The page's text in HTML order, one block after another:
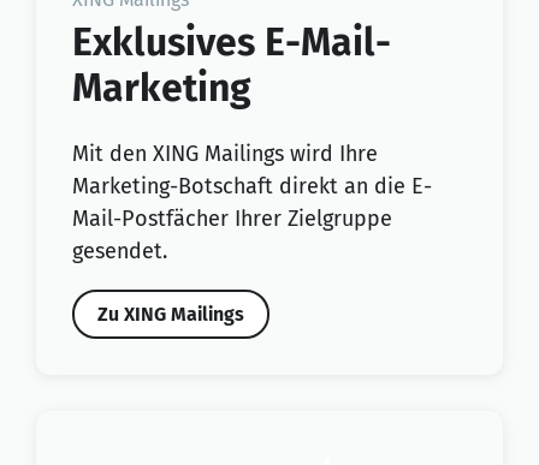
Exklusives E-Mail-
Marketing
Mit den XING Mailings wird Ihre
Marketing-Botschaft direkt an die E-
Mail-Postfächer Ihrer Zielgruppe
gesendet.
Zu XING Mailings